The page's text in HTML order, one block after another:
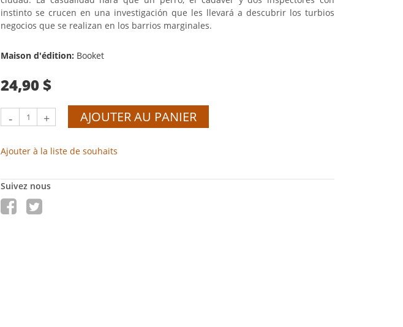
instinto se crucen en una investigación que les llevará a descubrir los turbios
negocios que se realizan en los barrios marginales.
Maison d'édition: Booket
24,90 $
- + AJOUTER AU PANIER
Ajouter à la liste de souhaits
Suivez nous